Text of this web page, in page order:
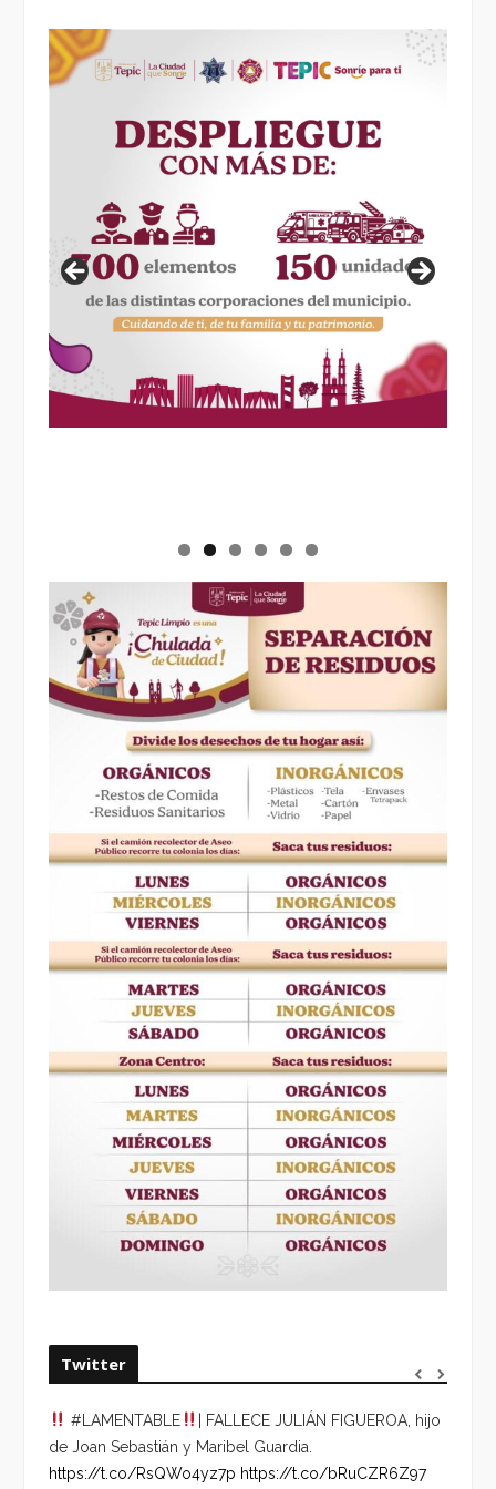
Twitter
#LAMENTABLE
| FALLECE JULIÁN FIGUEROA, hijo
de Joan Sebastián y Maribel Guardia.
https://t.co/RsQWo4yz7p https://t.co/bRuCZR6Z97